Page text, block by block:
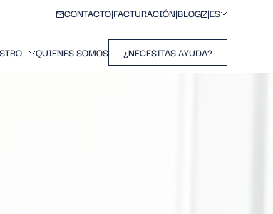
CONTACTO FACTURACIÓN BLOG ES
QUIENES SOMOS ¿NECESITAS AYUDA?